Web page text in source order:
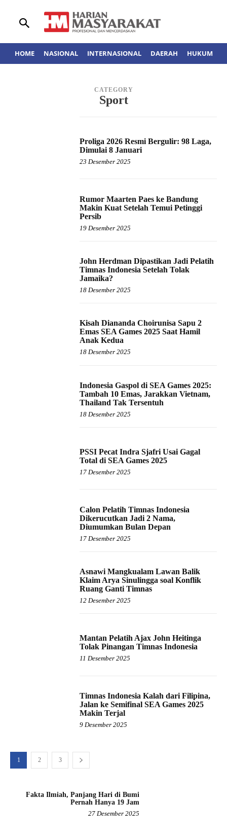
HOME NASIONAL INTERNASIONAL DAERAH HUKUM
CATEGORY
Sport
Proliga 2026 Resmi Bergulir: 98 Laga,
Dimulai 8 Januari
23 Desember 2025
Rumor Maarten Paes ke Bandung
Makin Kuat Setelah Temui Petinggi
Persib
19 Desember 2025
John Herdman Dipastikan Jadi Pelatih
Timnas Indonesia Setelah Tolak
Jamaika?
18 Desember 2025
Kisah Diananda Choirunisa Sapu 2
Emas SEA Games 2025 Saat Hamil
Anak Kedua
18 Desember 2025
Indonesia Gaspol di SEA Games 2025:
Tambah 10 Emas, Jarakkan Vietnam,
Thailand Tak Tersentuh
18 Desember 2025
PSSI Pecat Indra Sjafri Usai Gagal
Total di SEA Games 2025
17 Desember 2025
Calon Pelatih Timnas Indonesia
Dikerucutkan Jadi 2 Nama,
Diumumkan Bulan Depan
17 Desember 2025
Asnawi Mangkualam Lawan Balik
Klaim Arya Sinulingga soal Konflik
Ruang Ganti Timnas
12 Desember 2025
Mantan Pelatih Ajax John Heitinga
Tolak Pinangan Timnas Indonesia
11 Desember 2025
Timnas Indonesia Kalah dari Filipina,
Jalan ke Semifinal SEA Games 2025
Makin Terjal
9 Desember 2025
1 2 3
Fakta Ilmiah, Panjang Hari di Bumi
Pernah Hanya 19 Jam
27 Desember 2025